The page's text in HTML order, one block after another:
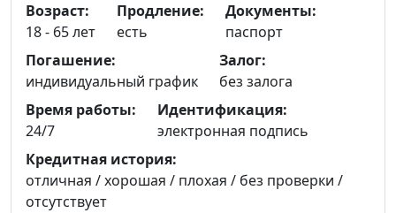
Возраст:
18 - 65 лет
Продление:
есть
Документы:
паспорт
Погашение:
индивидуальный график
Залог:
без залога
Время работы:
24/7
Идентификация:
электронная подпись
Кредитная история:
отличная / хорошая / плохая / без проверки /
отсутствует